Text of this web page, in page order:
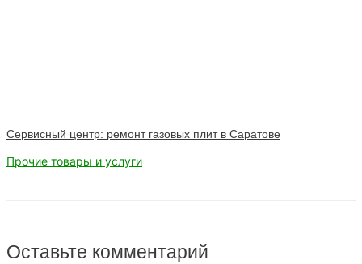
Cервисный центр: ремонт газовых плит в Саратове
Прочие товары и услуги
Оставьте комментарий